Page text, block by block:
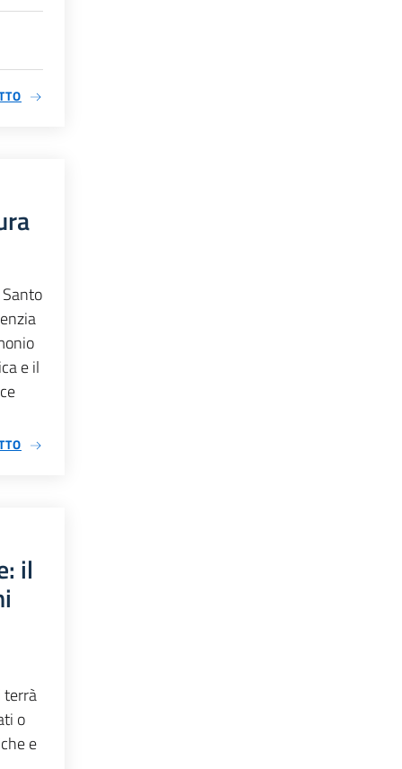
e il
il
terrà
o
e